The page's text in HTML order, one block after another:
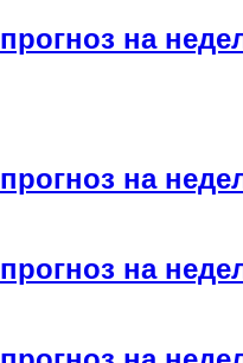
на
на
на